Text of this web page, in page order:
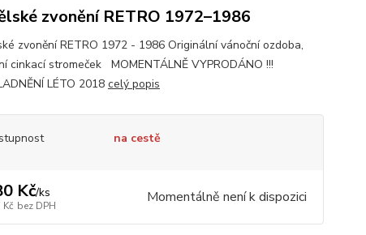
zvonění RETRO 1972–1986
zvonění RETRO 1972 - 1986 Originální vánoční ozdoba,
cinkací stromeček MOMENTÁLNĚ VYPRODÁNO !!!
LÉTO 2018 celý popis
na cestě
Kč/ks
bez DPH Momentálně není k dispozici